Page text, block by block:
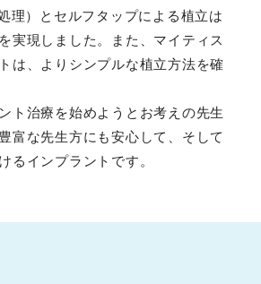
理）とセルフタップによる植立は
実現しました。また、マイティス
は、よりシンプルな植立方法を確
ト治療を始めようとお考えの先生
富な先生方にも安心して、そして
るインプラントです。